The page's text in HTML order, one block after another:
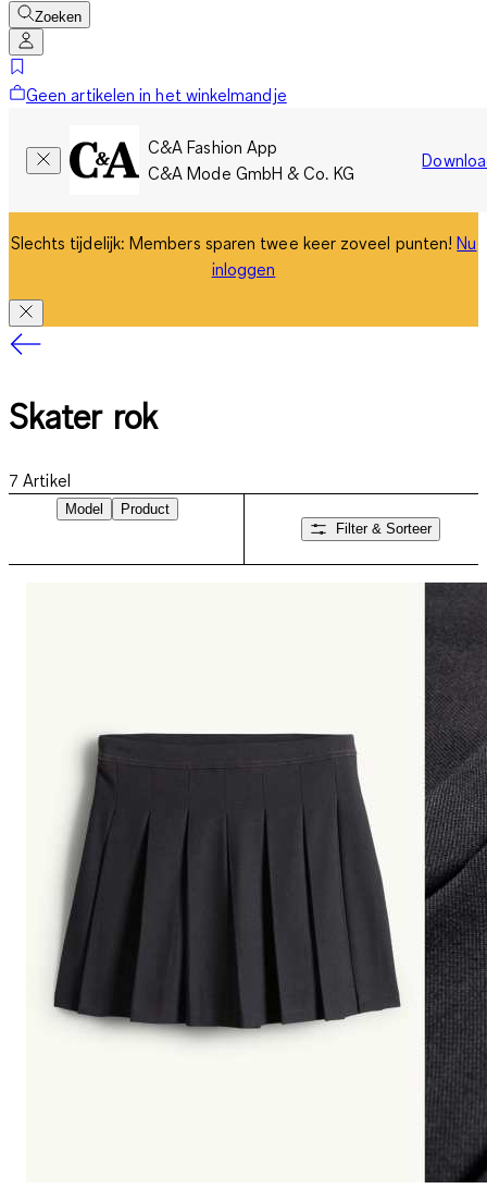
Zoeken
Geen artikelen in het winkelmandje
C&A Fashion App
C&A Mode GmbH & Co. KG
Slechts tijdelijk: Members sparen twee keer zoveel punten!Nu
inloggen
Skater rok
7 Artikel
Model
Product
Filter & Sorteer